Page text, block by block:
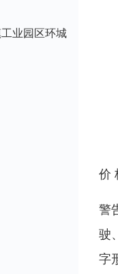
业园区环城
价
警
驶
字